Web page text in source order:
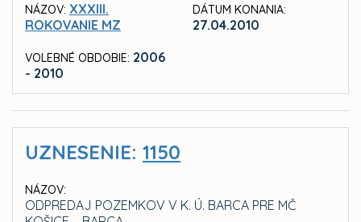
NÁZOV: XXXIII.
ROKOVANIE MZ
VOLEBNÉ OBDOBIE: 2006
- 2010
DÁTUM KONANIA:
27.04.2010
UZNESENIE: 1150
NÁZOV:
ODPREDAJ POZEMKOV V K. Ú. BARCA PRE MČ